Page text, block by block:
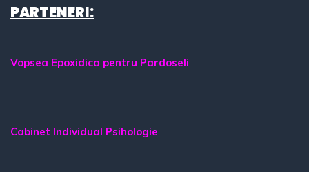
PARTENERI:
Vopsea Epoxidica pentru Pardoseli
Cabinet Individual Psihologie